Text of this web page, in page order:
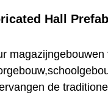
Hall
de